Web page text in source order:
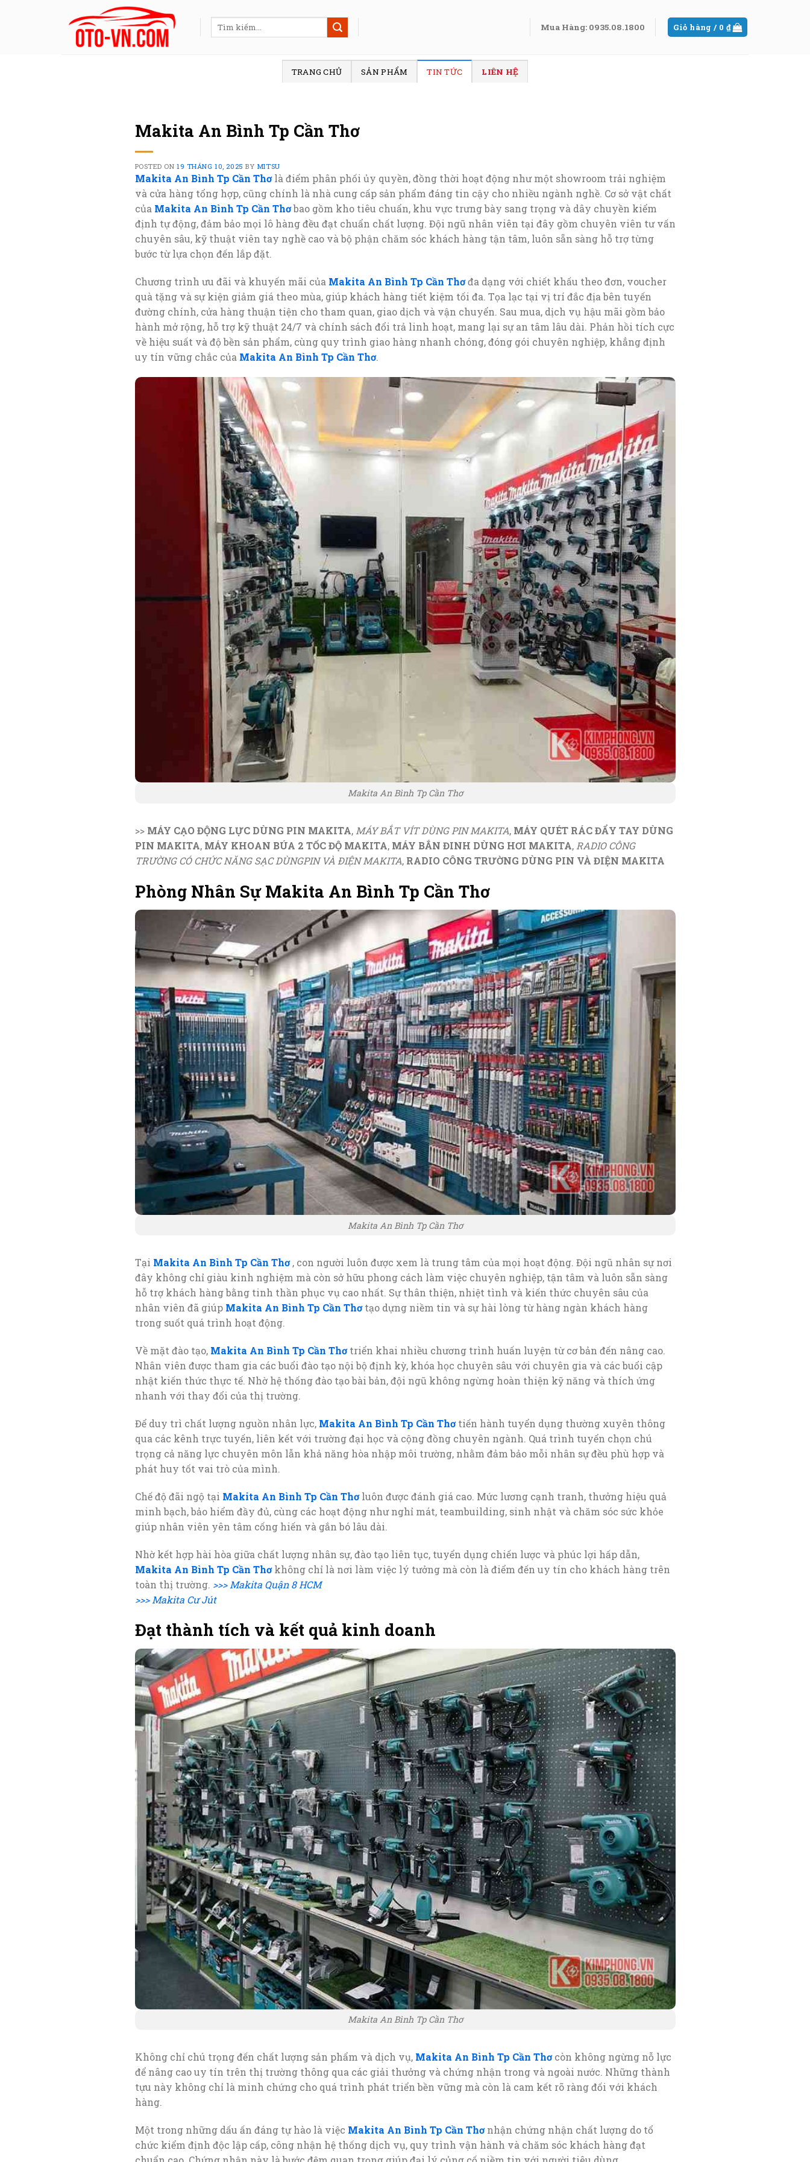
Tìm
kiếm:
Mua Hàng: 0935.08.1800 Giỏ hàng / 0 ₫
TRANG CHỦ SẢN PHẨM TIN TỨC LIÊN HỆ
Makita An Bình Tp Cần Thơ
POSTED ON19 THÁNG 10, 2025 BY MITSU
Makita An Bình Tp Cần Thơlà điểm phân phối ủy quyền, đồng thời hoạt động như một showroom trải nghiệm
và cửa hàng tổng hợp, cũng chính là nhà cung cấp sản phẩm đáng tin cậy cho nhiều ngành nghề. Cơ sở vật chất
của Makita An Bình Tp Cần Thơbao gồm kho tiêu chuẩn, khu vực trưng bày sang trọng và dây chuyền kiểm
định tự động, đảm bảo mọi lô hàng đều đạt chuẩn chất lượng. Đội ngũ nhân viên tại đây gồm chuyên viên tư vấn
chuyên sâu, kỹ thuật viên tay nghề cao và bộ phận chăm sóc khách hàng tận tâm, luôn sẵn sàng hỗ trợ từng
bước từ lựa chọn đến lắp đặt.
Chương trình ưu đãi và khuyến mãi của Makita An Bình Tp Cần Thơđa dạng với chiết khấu theo đơn, voucher
quà tặng và sự kiện giảm giá theo mùa, giúp khách hàng tiết kiệm tối đa. Tọa lạc tại vị trí đắc địa bên tuyến
đường chính, cửa hàng thuận tiện cho tham quan, giao dịch và vận chuyển. Sau mua, dịch vụ hậu mãi gồm bảo
hành mở rộng, hỗ trợ kỹ thuật 24/7 và chính sách đổi trả linh hoạt, mang lại sự an tâm lâu dài. Phản hồi tích cực
về hiệu suất và độ bền sản phẩm, cùng quy trình giao hàng nhanh chóng, đóng gói chuyên nghiệp, khẳng định
uy tín vững chắc của Makita An Bình Tp Cần Thơ.
Makita An Bình Tp Cần Thơ
>> MÁY CẠO ĐỘNG LỰC DÙNG PIN MAKITA, MÁY BẮT VÍT DÙNG PIN MAKITA, MÁY QUÉT RÁC ĐẨY TAY DÙNG
PIN MAKITA, MÁY KHOAN BÚA 2 TỐC ĐỘ MAKITA, MÁY BẮN ĐINH DÙNG HƠI MAKITA, RADIO CÔNG
TRƯỜNG CÓ CHỨC NĂNG SẠC DÙNGPIN VÀ ĐIỆN MAKITA, RADIO CÔNG TRƯỜNG DÙNG PIN VÀ ĐIỆN MAKITA
Phòng Nhân Sự Makita An Bình Tp Cần Thơ
Makita An Bình Tp Cần Thơ
Tại Makita An Bình Tp Cần Thơ, con người luôn được xem là trung tâm của mọi hoạt động. Đội ngũ nhân sự nơi
đây không chỉ giàu kinh nghiệm mà còn sở hữu phong cách làm việc chuyên nghiệp, tận tâm và luôn sẵn sàng
hỗ trợ khách hàng bằng tinh thần phục vụ cao nhất. Sự thân thiện, nhiệt tình và kiến thức chuyên sâu của
nhân viên đã giúp Makita An Bình Tp Cần Thơtạo dựng niềm tin và sự hài lòng từ hàng ngàn khách hàng
trong suốt quá trình hoạt động.
Về mặt đào tạo, Makita An Bình Tp Cần Thơtriển khai nhiều chương trình huấn luyện từ cơ bản đến nâng cao.
Nhân viên được tham gia các buổi đào tạo nội bộ định kỳ, khóa học chuyên sâu với chuyên gia và các buổi cập
nhật kiến thức thực tế. Nhờ hệ thống đào tạo bài bản, đội ngũ không ngừng hoàn thiện kỹ năng và thích ứng
nhanh với thay đổi của thị trường.
Để duy trì chất lượng nguồn nhân lực, Makita An Bình Tp Cần Thơtiến hành tuyển dụng thường xuyên thông
qua các kênh trực tuyến, liên kết với trường đại học và cộng đồng chuyên ngành. Quá trình tuyển chọn chú
trọng cả năng lực chuyên môn lẫn khả năng hòa nhập môi trường, nhằm đảm bảo mỗi nhân sự đều phù hợp và
phát huy tốt vai trò của mình.
Chế độ đãi ngộ tại Makita An Bình Tp Cần Thơluôn được đánh giá cao. Mức lương cạnh tranh, thưởng hiệu quả
minh bạch, bảo hiểm đầy đủ, cùng các hoạt động như nghỉ mát, teambuilding, sinh nhật và chăm sóc sức khỏe
giúp nhân viên yên tâm cống hiến và gắn bó lâu dài.
Nhờ kết hợp hài hòa giữa chất lượng nhân sự, đào tạo liên tục, tuyển dụng chiến lược và phúc lợi hấp dẫn,
Makita An Bình Tp Cần Thơkhông chỉ là nơi làm việc lý tưởng mà còn là điểm đến uy tín cho khách hàng trên
toàn thị trường. >>> Makita Quận 8 HCM
>>> Makita Cư Jút
Đạt thành tích và kết quả kinh doanh
Makita An Bình Tp Cần Thơ
Không chỉ chú trọng đến chất lượng sản phẩm và dịch vụ, Makita An Bình Tp Cần Thơcòn không ngừng nỗ lực
để nâng cao uy tín trên thị trường thông qua các giải thưởng và chứng nhận trong và ngoài nước. Những thành
tựu này không chỉ là minh chứng cho quá trình phát triển bền vững mà còn là cam kết rõ ràng đối với khách
hàng.
Một trong những dấu ấn đáng tự hào là việc Makita An Bình Tp Cần Thơnhận chứng nhận chất lượng do tổ
chức kiểm định độc lập cấp, công nhận hệ thống dịch vụ, quy trình vận hành và chăm sóc khách hàng đạt